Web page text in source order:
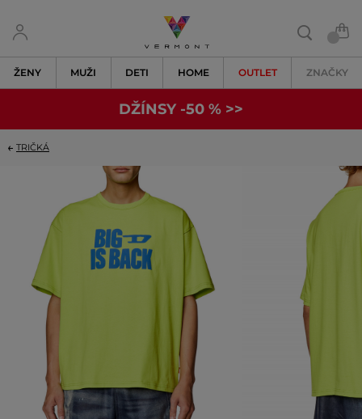
ŽENY MUŽI DETI HOME OUTLET ZNAČKY
DŽÍNSY -50 % >>
TRIČKÁ